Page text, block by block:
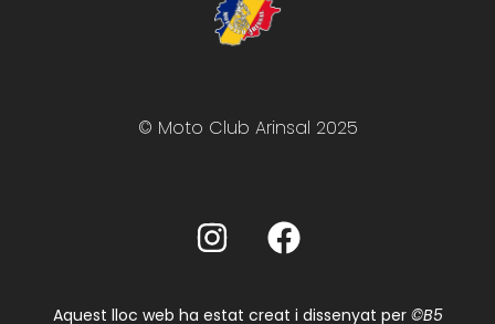
© Moto Club Arinsal 2025
Aquest lloc web ha estat creat i dissenyat per ©B5